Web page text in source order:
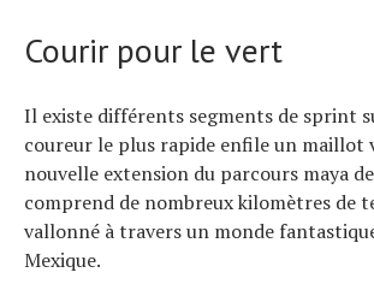
Courir pour le vert
Il existe différents segments de sprint
coureur le plus rapide enfile un maillot
nouvelle extension du parcours maya
comprend de nombreux kilomètres de
vallonné à travers un monde
Mexique.